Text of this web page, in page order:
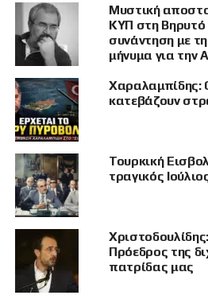
του 1974.
Στο άρθρο γίνεται ειδική
αυξανόμενη παρουσία
επενδυτών και δημοσίων
Κατεχόμενα, όπου
βίλες και τουριστικές
για κέρδος.
πίσω από τις πισίνες, τα
διαφημίσεις πολυτέλειας
αυλές και περιουσίες
ξεριζώθηκαν.
Η ίδια υπενθυμίζει ότι η
Δημοκρατία της Βόρειας
μη αναγνωρισμένη από τον
Μυστική
ΚΥΠ στη Βηρυτό
συνάντηση με
μήνυμα για την
Χαραλαμπίδης:
κατεβάζουν
Τουρκική
τραγικός
Πρόεδρος της
πατρίδας μας